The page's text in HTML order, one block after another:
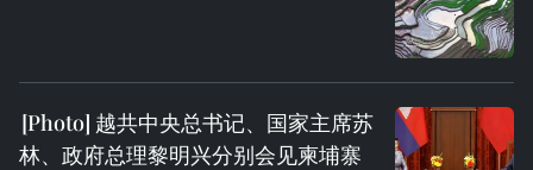
越共中央总书记、国家主席苏
林、政府总理黎明兴分别会见柬埔寨